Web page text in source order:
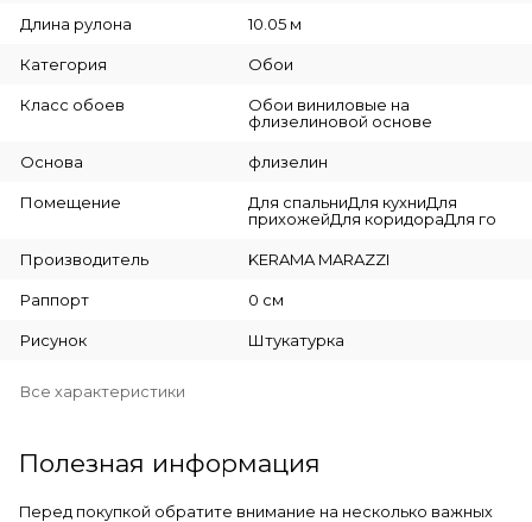
Длина рулона 10.05 м
Категория Обои
Класс обоев
Обои виниловые на
флизелиновой основе
Основа флизелин
Помещение
Для спальниДля кухниДля
прихожейДля коридораДля го
Производитель KERAMA MARAZZI
Раппорт 0 см
Рисунок Штукатурка
Все характеристики
Полезная информация
Перед покупкой обратите внимание на несколько важных